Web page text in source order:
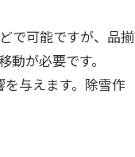
で可能ですが、品揃
が必要です。
与えます。除雪作